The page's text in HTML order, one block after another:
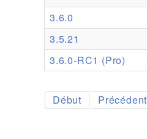
3.6.0
3.5.21
3.6.0-RC1 (Pro)
Début Précédent